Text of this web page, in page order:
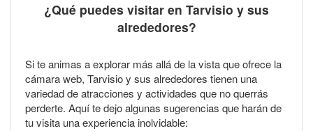
¿Qué puedes visitar en Tarvisio y sus
alrededores?
Si te animas a explorar más allá de la vista que ofrece la
cámara web, Tarvisio y sus alrededores tienen una
variedad de atracciones y actividades que no querrás
perderte. Aquí te dejo algunas sugerencias que harán de
tu visita una experiencia inolvidable: